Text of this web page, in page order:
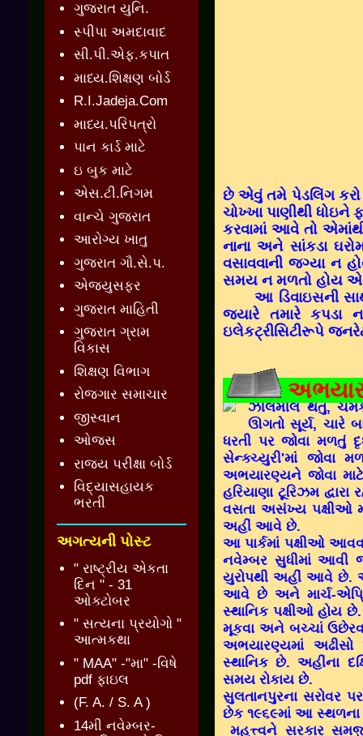
છે એવું તમે પેડલિંગ કરો
ચોખ્‍ખા પાણીથી ધોઇને
કરવામાં આવે તો
નાના અને સાંકડા
વસાવવાની જગ્‍યા ન
સમય ન મળતો હોય
આ ડિવાઇસની
જ્‍યારે તમારે કપડા ન
ઇલેકટ્રીસિટીરૂપે
ઝીલમીલ થતું,
ઊગતો સૂર્ય, ચારે
ધરતી પર જોવા મળતું
સેન્ક્ચ્યુરી'માં જોવા
અભયારણ્યને જોવા
હરિયાણા ટૂરિઝમ
વસતા અસંખ્ય પક્ષીઓ
અહીં આવે છે.
આ પાર્કમાં પક્ષીઓ
નવેમ્બર સુધીમાં આવી
યુરોપથી અહીં આવે છે.
આવે છે અને માર્ચ-
સ્થાનિક પક્ષીઓ હોય
મૂકવા અને બચ્ચાં
અભયારણ્યમાં અઢીસો
સ્થાનિક છે. અહીંના
સમય રોકાય છે.
સુલતાનપુરના સરોવર
છેક ૧૯૬૯માં આ સ્થળના
મહત્ત્વને સરકાર
ગુજરાત યુનિ.
સ્પીપા અમદાવાદ
સી.પી.એફ.કપાત
માધ્ય.શિક્ષણ બોર્ડ
R.I.Jadeja.Com
માધ્ય.પરિપત્રો
પાન કાર્ડ માટે
ઇ બુક માટે
એસ.ટી.નિગમ
વાન્ચે ગુજરાત
આરોગ્ય ખાતુ
ગુજરાત ગૌ.સે.પ.
એજ્યુસફર
ગુજરાત માહિતી
ગુજરાત ગ્રામ
વિકાસ
શિક્ષણ વિભાગ
રોજગાર સમાચાર
જીસ્વાન
ઓજસ
રાજ્ય પરીક્ષા બોર્ડ
વિદ્યાસહાયક
ભરતી
અગત્યની પોસ્ટ
" રાષ્ટ્રીય એકતા
દિન " - 31
ઓક્ટોબર
" સત્યના પ્રયોગો "
આત્મકથા
" MAA" -"મા" -વિષે
pdf ફાઇલ
(F. A. / S. A )
14મી નવેમ્બર-